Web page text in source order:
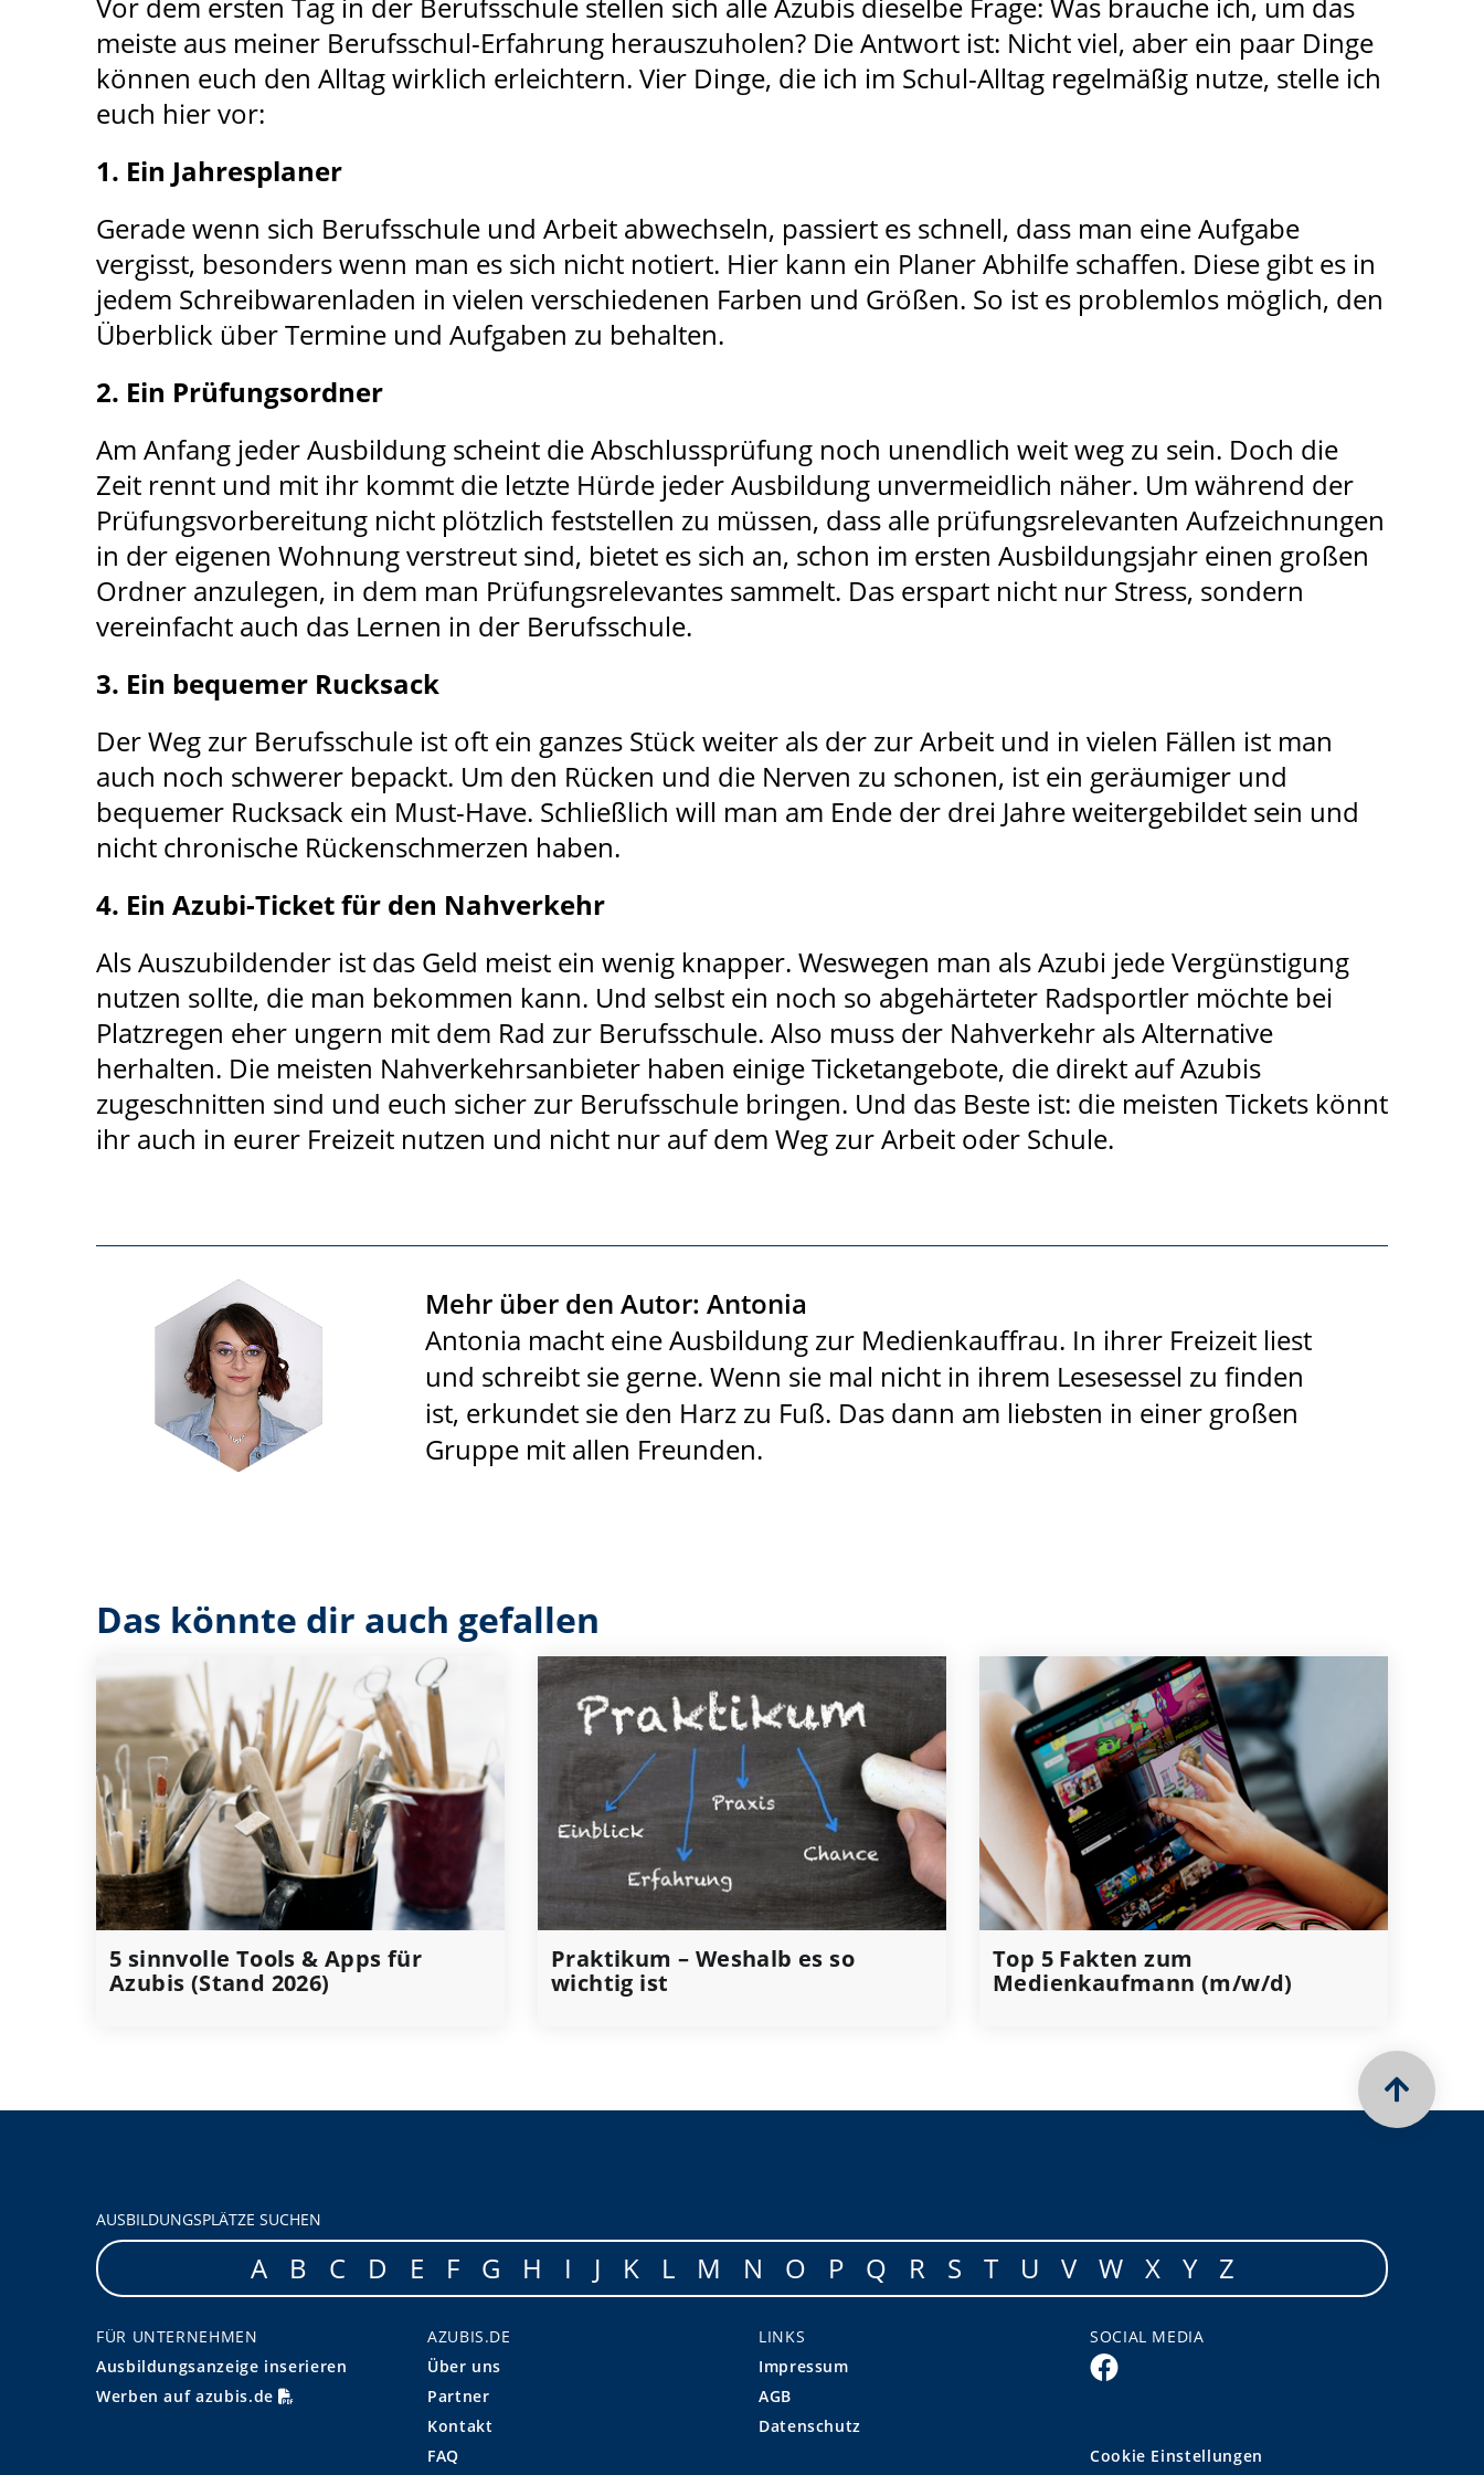
meiste aus meiner Berufsschul-Erfahrung herauszuholen? Die Antwort ist: Nicht viel, aber ein paar Dinge
können euch den Alltag wirklich erleichtern. Vier Dinge, die ich im Schul-Alltag regelmäßig nutze, stelle ich
euch hier vor:
1. Ein Jahresplaner
Gerade wenn sich Berufsschule und Arbeit abwechseln, passiert es schnell, dass man eine Aufgabe
vergisst, besonders wenn man es sich nicht notiert. Hier kann ein Planer Abhilfe schaffen. Diese gibt es in
jedem Schreibwarenladen in vielen verschiedenen Farben und Größen. So ist es problemlos möglich, den
Überblick über Termine und Aufgaben zu behalten.
2. Ein Prüfungsordner
Am Anfang jeder Ausbildung scheint die Abschlussprüfung noch unendlich weit weg zu sein. Doch die
Zeit rennt und mit ihr kommt die letzte Hürde jeder Ausbildung unvermeidlich näher. Um während der
Prüfungsvorbereitung nicht plötzlich feststellen zu müssen, dass alle prüfungsrelevanten Aufzeichnungen
in der eigenen Wohnung verstreut sind, bietet es sich an, schon im ersten Ausbildungsjahr einen großen
Ordner anzulegen, in dem man Prüfungsrelevantes sammelt. Das erspart nicht nur Stress, sondern
vereinfacht auch das Lernen in der Berufsschule.
3. Ein bequemer Rucksack
Der Weg zur Berufsschule ist oft ein ganzes Stück weiter als der zur Arbeit und in vielen Fällen ist man
auch noch schwerer bepackt. Um den Rücken und die Nerven zu schonen, ist ein geräumiger und
bequemer Rucksack ein Must-Have. Schließlich will man am Ende der drei Jahre weitergebildet sein und
nicht chronische Rückenschmerzen haben.
4. Ein Azubi-Ticket für den Nahverkehr
Als Auszubildender ist das Geld meist ein wenig knapper. Weswegen man als Azubi jede Vergünstigung
nutzen sollte, die man bekommen kann. Und selbst ein noch so abgehärteter Radsportler möchte bei
Platzregen eher ungern mit dem Rad zur Berufsschule. Also muss der Nahverkehr als Alternative
herhalten. Die meisten Nahverkehrsanbieter haben einige Ticketangebote, die direkt auf Azubis
zugeschnitten sind und euch sicher zur Berufsschule bringen. Und das Beste ist: die meisten Tickets könnt
ihr auch in eurer Freizeit nutzen und nicht nur auf dem Weg zur Arbeit oder Schule.
Mehr über den Autor: Antonia
Antonia macht eine Ausbildung zur Medienkauffrau. In ihrer Freizeit liest
und schreibt sie gerne. Wenn sie mal nicht in ihrem Lesesessel zu finden
ist, erkundet sie den Harz zu Fuß. Das dann am liebsten in einer großen
Gruppe mit allen Freunden.
Das könnte dir auch gefallen
5 sinnvolle Tools & Apps für
Azubis (Stand 2026)
Praktikum – Weshalb es so
wichtig ist
Top 5 Fakten zum
Medienkaufmann (m/w/d)
AUSBILDUNGSPLÄTZE SUCHEN
A B C D E F G H I J K L M N O P Q R S T U V W X Y Z
FÜR UNTERNEHMEN
Ausbildungsanzeige inserieren
Werben auf azubis.de
AZUBIS.DE
Über uns
Partner
Kontakt
FAQ
LINKS
Impressum
AGB
Datenschutz
SOCIAL MEDIA
Cookie Einstellungen